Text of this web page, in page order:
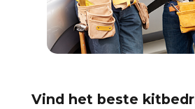
Vind het beste